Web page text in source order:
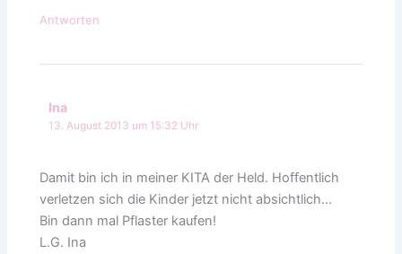
Antworten
Ina
13. August 2013 um 15:32 Uhr
Damit bin ich in meiner KITA der Held. Hoffentlich
verletzen sich die Kinder jetzt nicht absichtlich…
Bin dann mal Pflaster kaufen!
L.G. Ina